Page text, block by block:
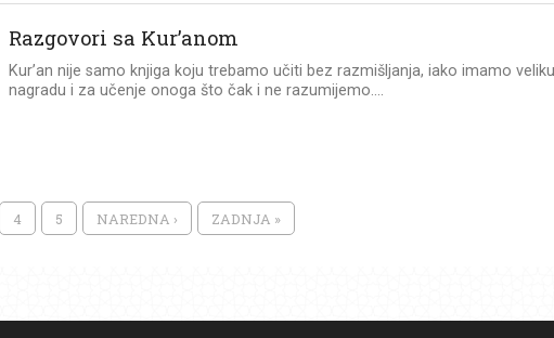
Razgovori sa Kur’anom
Kur’an nije samo knjiga koju trebamo učiti bez razmišljanja, iako imamo
nagradu i za učenje onoga što čak i ne razumijemo....
4 5 NAREDNA › ZADNJA »